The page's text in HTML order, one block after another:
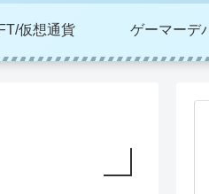
仮想通貨 ゲーマーデ